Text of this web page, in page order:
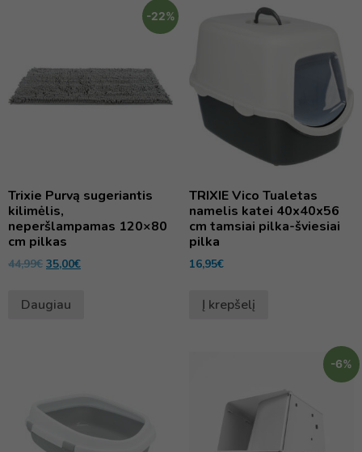
-22%
Trixie Purvą sugeriantis
kilimėlis,
neperšlampamas 120×80
cm pilkas
44,99€ 35,00€
Daugiau
TRIXIE Vico Tualetas
namelis katei 40x40x56
cm tamsiai pilka-šviesiai
pilka
16,95€
Į krepšelį
-6%